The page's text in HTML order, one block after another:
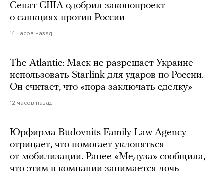
Сенат США одобрил законопроект
о санкциях против России
14 часов назад
The Atlantic: Маск не разрешает Украине
использовать Starlink для ударов по России.
Он считает, что «пора заключать сделку»
12 часов назад
Юрфирма Budovnits Family Law Agency
отрицает, что помогает уклоняться
от мобилизации. Ранее «Медуза» сообщила,